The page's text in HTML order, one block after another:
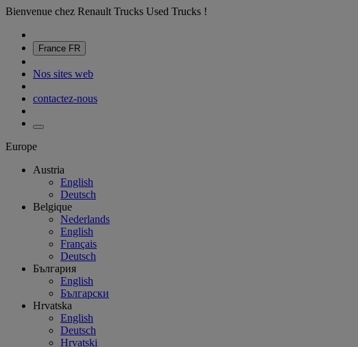
Bienvenue chez Renault Trucks Used Trucks !
France FR
Nos sites web
contactez-nous
Europe
Austria
English
Deutsch
Belgique
Nederlands
English
Français
Deutsch
България
English
Български
Hrvatska
English
Deutsch
Hrvatski